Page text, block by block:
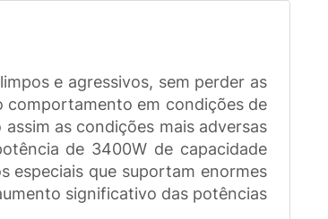
e agressivos, sem perder as
comportamento em condições de
as condições mais adversas
de 3400W de capacidade
especiais que suportam enormes
significativo das potências